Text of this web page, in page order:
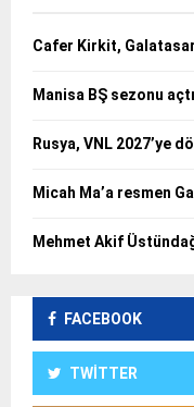
Cafer Kirkit,
Manisa BŞ sezonu açtı
Rusya, VNL 2027’ye
Micah Ma’a resmen
Mehmet Akif
FACEBOOK
TWITTER